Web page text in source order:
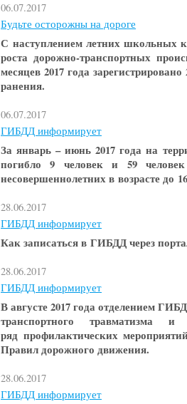
06.07.2017
Будьте осторожны на дороге
С наступлением летних школьных
роста дорожно-транспортных
месяцев 2017 года
ранения.
06.07.2017
ГИБДД информирует
За январь – июнь 2017 года на
погибло 9 человек и 59
несовершеннолетних в возрасте до
28.06.2017
ГИБДД информирует
Как записаться в ГИБДД через
28.06.2017
ГИБДД информирует
В августе 2017 года отделением
транспортного травматизма и
ряд профилактических
Правил дорожного движения.
28.06.2017
ГИБДД информирует